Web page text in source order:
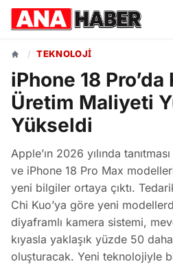
/ TEKNOLOJI
iPhone 18
Üretim Maliyeti
Yükseldi
Apple’ın 2026 yılında
ve iPhone 18 Pro Max
yeni bilgiler ortaya çıktı.
Chi Kuo’ya göre yeni
diyaframlı kamera sistemi,
kıyasla yaklaşık yüzde 50
oluşturacak. Yeni teknolojiyle